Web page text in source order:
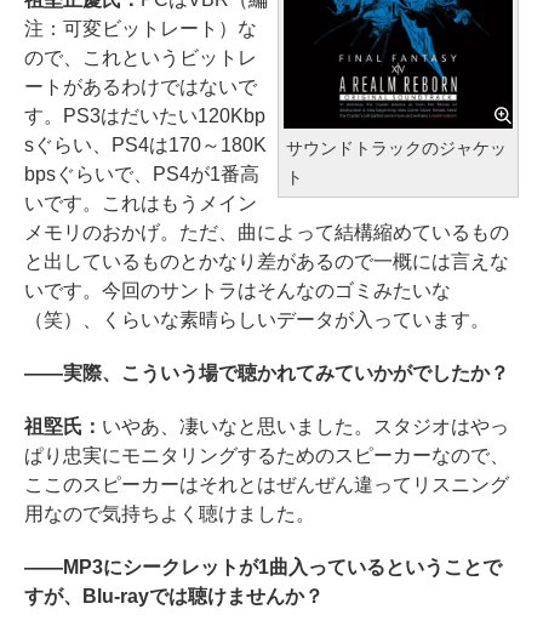
サウンドトラックのジャケッ
ト
注：可変ビットレート）な
ので、これというビットレ
ートがあるわけではないで
す。PS3はだいたい120Kbp
sぐらい、PS4は170～180K
bpsぐらいで、PS4が1番高
いです。これはもうメイン
メモリのおかげ。ただ、曲によって結構縮めているもの
と出しているものとかなり差があるので一概には言えな
いです。今回のサントラはそんなのゴミみたいな
（笑）、くらいな素晴らしいデータが入っています。
――実際、こういう場で聴かれてみていかがでしたか？
祖堅氏： いやあ、凄いなと思いました。スタジオはやっ
ぱり忠実にモニタリングするためのスピーカーなので、
ここのスピーカーはそれとはぜんぜん違ってリスニング
用なので気持ちよく聴けました。
――MP3にシークレットが1曲入っているということで
すが、Blu-rayでは聴けませんか？